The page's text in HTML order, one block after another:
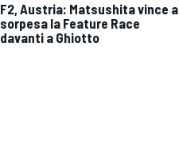
F2, Austria: Matsushita vince a
sorpesa la Feature Race
davanti a Ghiotto